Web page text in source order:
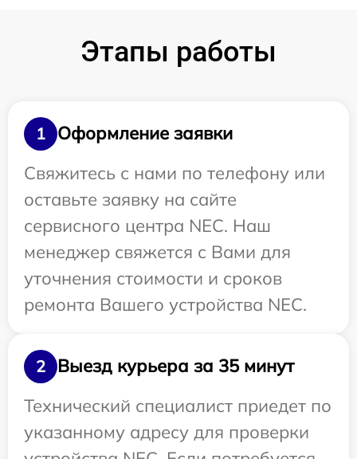
Этапы работы
1
Оформление заявки
Свяжитесь с нами по телефону или
оставьте заявку на сайте
сервисного центра NEC. Наш
менеджер свяжется с Вами для
уточнения стоимости и сроков
ремонта Вашего устройства NEC.
2
Выезд курьера за 35 минут
Технический специалист приедет по
указанному адресу для проверки